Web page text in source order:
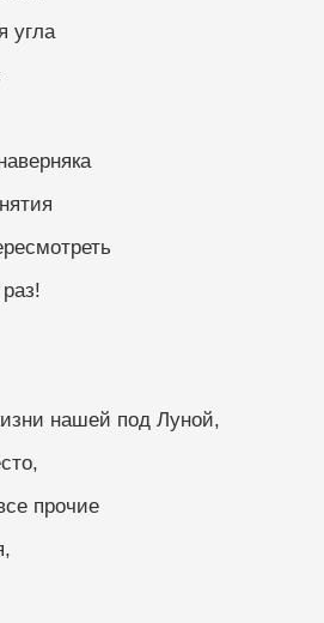
угла
нашей под Луной,
прочие